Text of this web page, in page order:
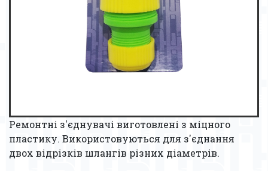
Ремонтні з'єднувачі виготовлені з міцного
пластику. Використовуються для з'єднання
двох відрізків шлангів різних діаметрів.